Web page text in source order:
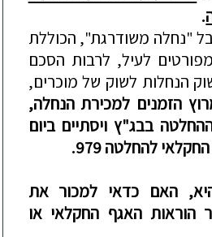
.
"נחלה משודרגת", הכוללת
לעיל, לרבות הסכם
הנחלות לשוק של מוכרים,
הזמנים למכירת הנחלה,
בבג"ץ ויסתיים ביום
להחלטה 979.
האם כדאי למכור את
הוראות האגף החקלאי או